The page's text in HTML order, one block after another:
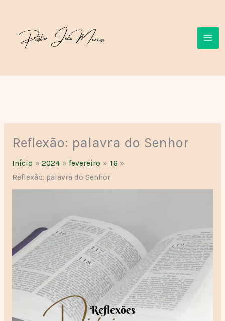
conteúdo
Reflexão: palavra do Senhor
Início 2024 fevereiro
16
Reflexão: palavra do Senhor